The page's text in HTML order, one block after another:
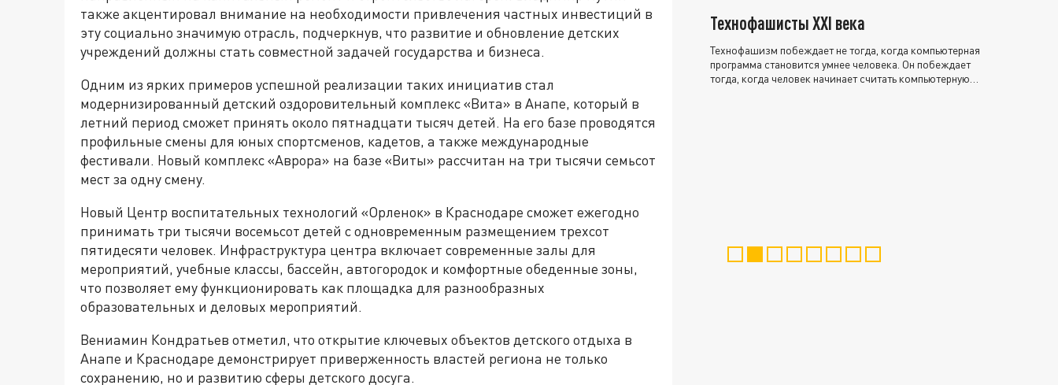
также акцентировал внимание на необходимости привлечения частных инвестиций в
эту социально значимую отрасль, подчеркнув, что развитие и обновление детских
учреждений должны стать совместной задачей государства и бизнеса.
Одним из ярких примеров успешной реализации таких инициатив стал
модернизированный детский оздоровительный комплекс «Вита» в Анапе, который в
летний период сможет принять около пятнадцати тысяч детей. На его базе проводятся
профильные смены для юных спортсменов, кадетов, а также международные
фестивали. Новый комплекс «Аврора» на базе «Виты» рассчитан на три тысячи семьсот
мест за одну смену.
Новый Центр воспитательных технологий «Орленок» в Краснодаре сможет ежегодно
принимать три тысячи восемьсот детей с одновременным размещением трехсот
пятидесяти человек. Инфраструктура центра включает современные залы для
мероприятий, учебные классы, бассейн, автогородок и комфортные обеденные зоны,
что позволяет ему функционировать как площадка для разнообразных
образовательных и деловых мероприятий.
Вениамин Кондратьев отметил, что открытие ключевых объектов детского отдыха в
Анапе и Краснодаре демонстрирует приверженность властей региона не только
сохранению, но и развитию сферы детского досуга.
Технофашисты XXI века
Технофашизм побеждает не тогда, когда компьютерная
программа становится умнее человека. Он побеждает
тогда, когда человек начинает считать компьютерную